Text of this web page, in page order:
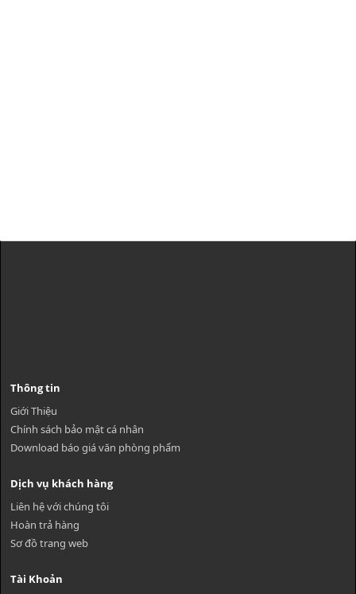
Thông tin
Giới Thiệu
Chính sách bảo mật cá nhân
Download báo giá văn phòng phẩm
Dịch vụ khách hàng
Liên hệ với chúng tôi
Hoàn trả hàng
Sơ đồ trang web
Tài Khoản